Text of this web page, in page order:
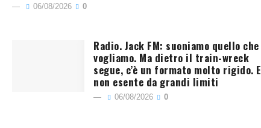
06/08/2026 0
Radio. Jack FM: suoniamo quello che
vogliamo. Ma dietro il train-wreck
segue, c’è un formato molto rigido. E
non esente da grandi limiti
06/08/2026 0